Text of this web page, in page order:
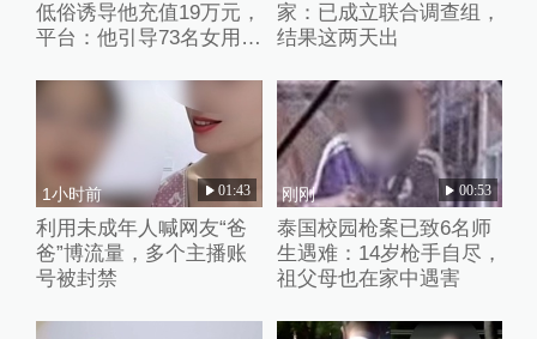
低俗诱导他充值19万元，
平台：他引导73名女用户
家：已成立联合调查组，
结果这两天出
1小时前 01:43
利用未成年人喊网友“爸
爸”博流量，多个主播账
号被封禁
刚刚 00:53
泰国校园枪案已致6名师
生遇难：14岁枪手自尽，
祖父母也在家中遇害